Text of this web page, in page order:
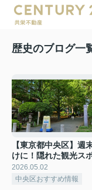
歴史のブログ一
【東京都中央区】週
けに！隠れた観光ス
2026.05.02
中央区おすすめ情報